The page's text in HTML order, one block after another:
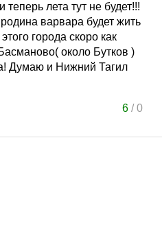
лета тут не будет!!!
варвара будет жить
города скоро как
около Бутков )
Думаю и Нижний Тагил
6/0